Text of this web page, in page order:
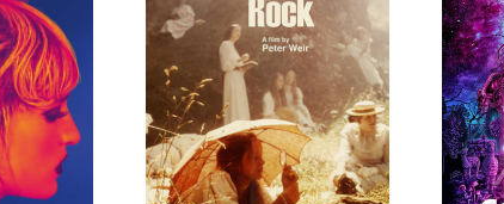
207
(316)
Programa 206
en OMC (315)
de Peligrosas
Sociales